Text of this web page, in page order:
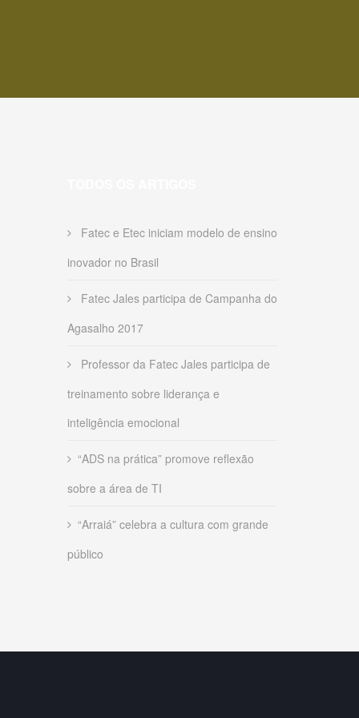
Fatec e Etec iniciam modelo de ensino
inovador no Brasil
Fatec Jales participa de Campanha do
Agasalho 2017
Professor da Fatec Jales participa de
treinamento sobre liderança e
inteligência emocional
“ADS na prática” promove reflexão
sobre a área de TI
“Arraiá” celebra a cultura com grande
público